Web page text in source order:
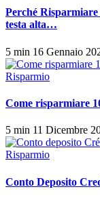
Perché
testa alta…
5 min 16 Gennaio
Risparmio
Come risparmiare
5 min 11 Dicembre
Risparmio
Conto Deposito